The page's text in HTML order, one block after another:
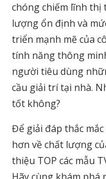
chóng chiếm lĩnh thị
lượng ổn định và
triển mạnh mẽ của
tính năng thông
người tiêu dùng
cầu giải trí tại nhà.
tốt không?
Để giải đáp thắc
hơn về chất lượng
thiệu TOP các mẫu